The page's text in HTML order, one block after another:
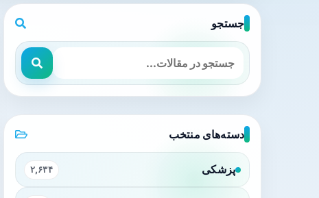
جستجو
دسته‌های منتخب
پزشکی ۲,۶۳۴